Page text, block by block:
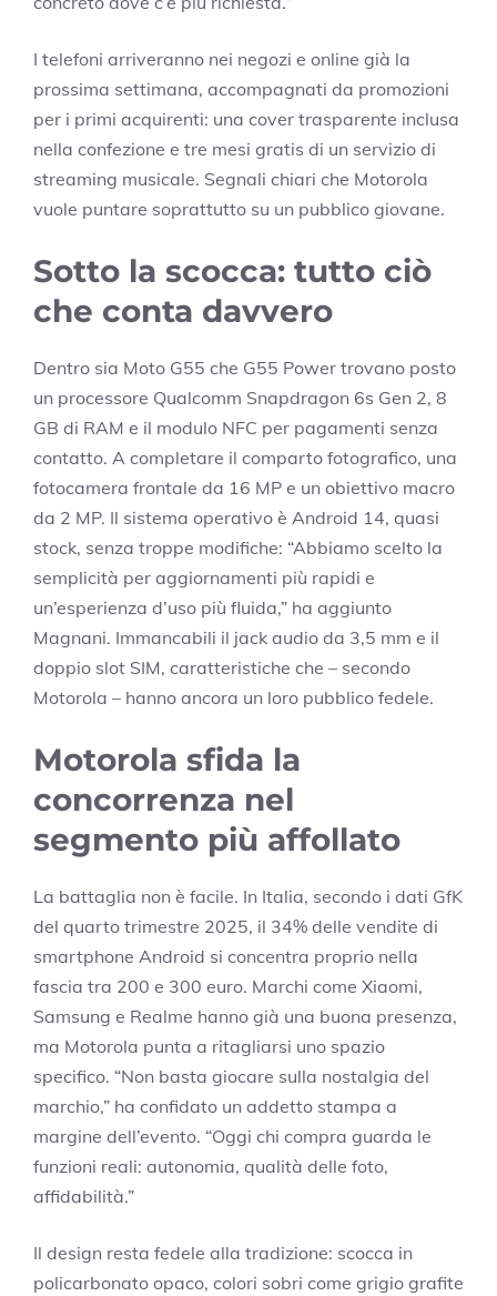
I telefoni arriveranno nei negozi e online già la
prossima settimana, accompagnati da promozioni
per i primi acquirenti: una cover trasparente inclusa
nella confezione e tre mesi gratis di un servizio di
streaming musicale. Segnali chiari che Motorola
vuole puntare soprattutto su un pubblico giovane.
Sotto la scocca: tutto ciò
che conta davvero
Dentro sia Moto G55 che G55 Power trovano posto
un processore Qualcomm Snapdragon 6s Gen 2, 8
GB di RAM e il modulo NFC per pagamenti senza
contatto. A completare il comparto fotografico, una
fotocamera frontale da 16 MP e un obiettivo macro
da 2 MP. Il sistema operativo è Android 14, quasi
stock, senza troppe modifiche: “Abbiamo scelto la
semplicità per aggiornamenti più rapidi e
un’esperienza d’uso più fluida,” ha aggiunto
Magnani. Immancabili il jack audio da 3,5 mm e il
doppio slot SIM, caratteristiche che – secondo
Motorola – hanno ancora un loro pubblico fedele.
Motorola sfida la
concorrenza nel
segmento più affollato
La battaglia non è facile. In Italia, secondo i dati GfK
del quarto trimestre 2025, il 34% delle vendite di
smartphone Android si concentra proprio nella
fascia tra 200 e 300 euro. Marchi come Xiaomi,
Samsung e Realme hanno già una buona presenza,
ma Motorola punta a ritagliarsi uno spazio
specifico. “Non basta giocare sulla nostalgia del
marchio,” ha confidato un addetto stampa a
margine dell’evento. “Oggi chi compra guarda le
funzioni reali: autonomia, qualità delle foto,
affidabilità.”
Il design resta fedele alla tradizione: scocca in
policarbonato opaco, colori sobri come grigio grafite